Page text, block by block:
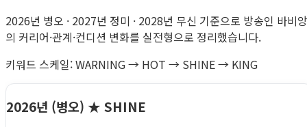
2026년 병오 · 2027년 정미 · 2028년 무신 기준으로 방송인 바비앙
의 커리어·관계·컨디션 변화를 실전형으로 정리했습니다.
키워드 스케일: WARNING → HOT → SHINE → KING
2026년 (병오) ★ SHINE